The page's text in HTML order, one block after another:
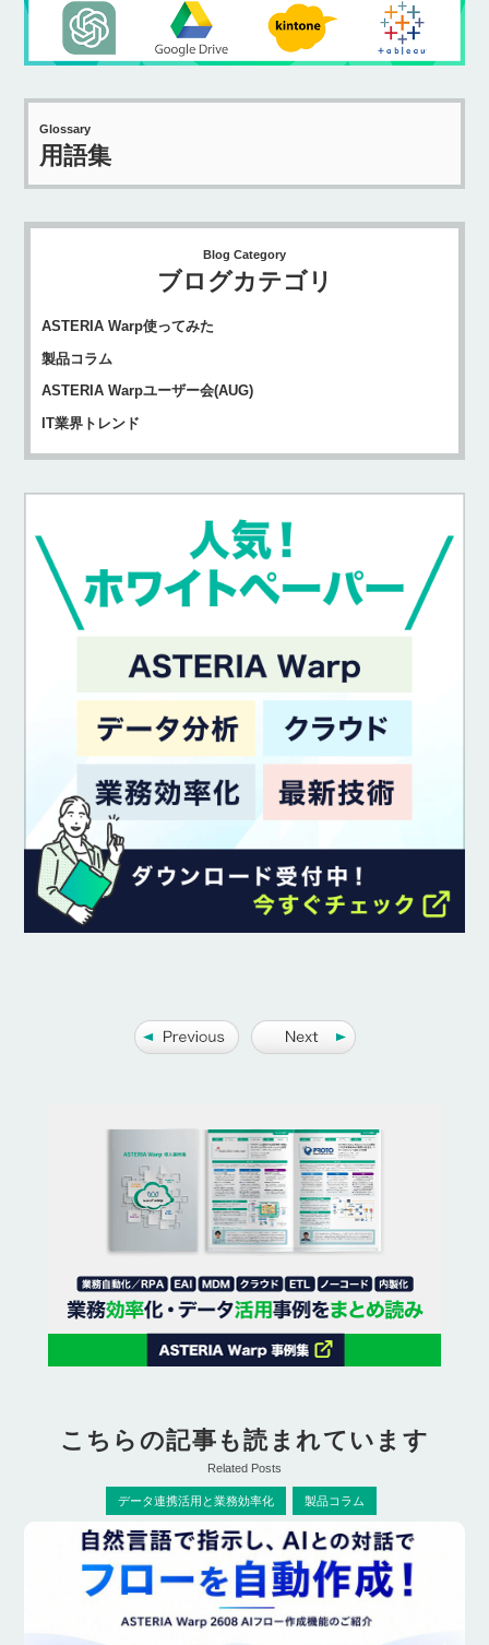
Glossary
用語集
Blog Category
ブログカテゴリ
ASTERIA Warp使ってみた
製品コラム
ASTERIA Warpユーザー会(AUG)
IT業界トレンド
こちらの記事も読まれています
Related Posts
データ連携活用と業務効率化 製品コラム